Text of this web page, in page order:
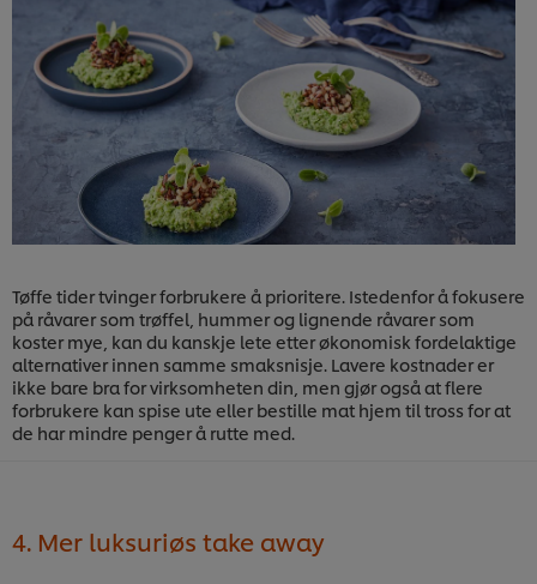
Tøffe tider tvinger forbrukere å prioritere. Istedenfor å fokusere
på råvarer som trøffel, hummer og lignende råvarer som
koster mye, kan du kanskje lete etter økonomisk fordelaktige
alternativer innen samme smaksnisje. Lavere kostnader er
ikke bare bra for virksomheten din, men gjør også at flere
forbrukere kan spise ute eller bestille mat hjem til tross for at
de har mindre penger å rutte med.
4. Mer luksuriøs take away